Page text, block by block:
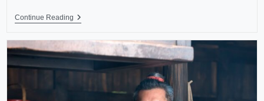
Continue Reading